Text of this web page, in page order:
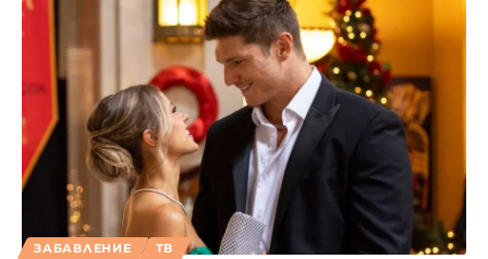
ЗАБАВЛЕНИЕ ТВ